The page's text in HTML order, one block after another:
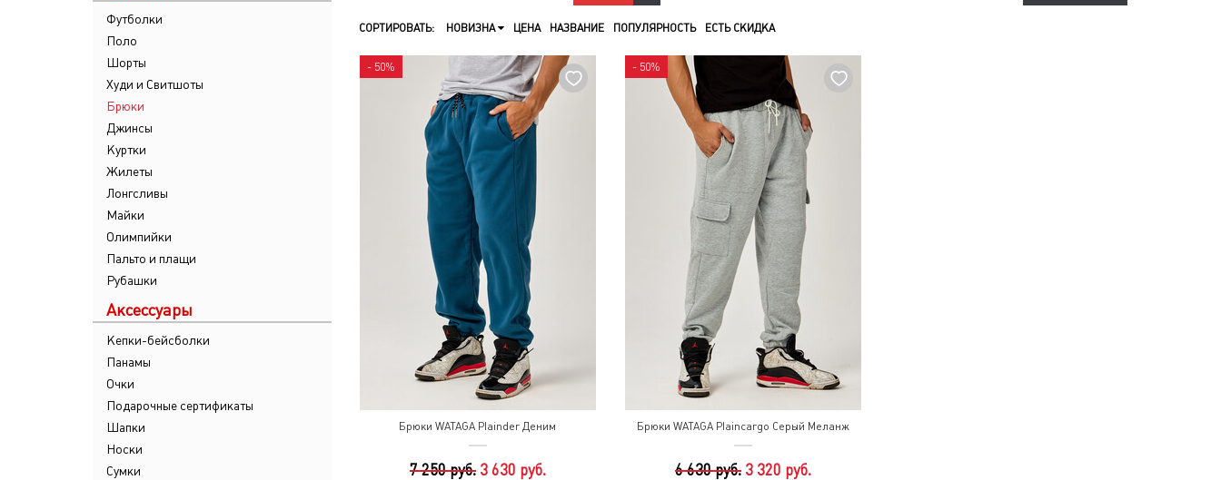
Футболки
Поло
Шорты
Худи и Свитшоты
Брюки
Джинсы
Куртки
Жилеты
Лонгсливы
Майки
Олимпийки
Пальто и плащи
Рубашки
Аксессуары
Кепки-бейсболки
Панамы
Очки
Подарочные сертификаты
Шапки
Носки
Сумки
СОРТИРОВАТЬ: НОВИЗНА ЦЕНА НАЗВАНИЕ ПОПУЛЯРНОСТЬ ЕСТЬ СКИДКА
- 50%
Брюки WATAGA Plainder Деним
7 250 руб. 3 630 руб.
- 50%
Брюки WATAGA Plaincargo Серый Меланж
6 630 руб. 3 320 руб.